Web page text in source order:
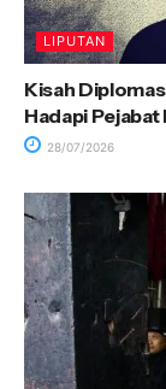
LIPUTAN
Kisah
Hadapi Pejabat
28/07/2026